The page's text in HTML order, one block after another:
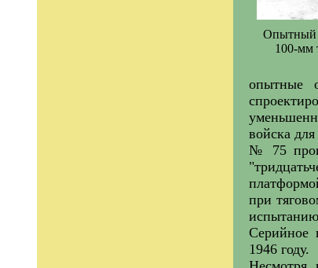
Опытный
100-мм
опытные
войска
№ 75
при
испытанию
Серийное
1946 году.